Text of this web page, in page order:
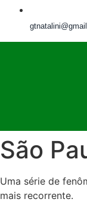
São
Uma série de
mais recorrente.